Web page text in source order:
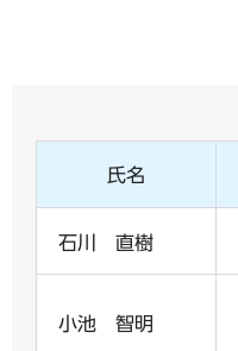
氏名
石川 直樹
小池 智明